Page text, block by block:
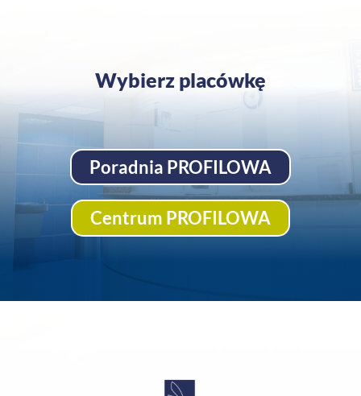
Wybierz placówkę
Poradnia PROFILOWA
Centrum PROFILOWA